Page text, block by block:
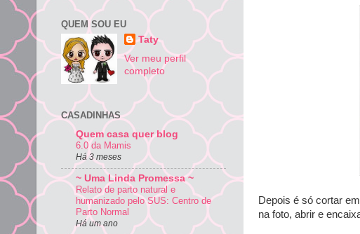
Depois é só cortar
na foto, abrir e
QUEM SOU EU
Taty
Ver meu perfil
completo
CASADINHAS
Quem casa quer blog
6.0 da Mamis
Há 3 meses
~ Uma Linda Promessa ~
Relato de parto natural e
humanizado pelo SUS: Centro de
Parto Normal
Há um ano